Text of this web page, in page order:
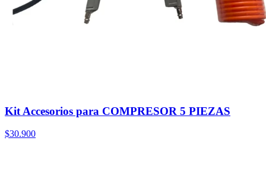
Kit Accesorios para COMPRESOR 5 PIEZAS
$30.900